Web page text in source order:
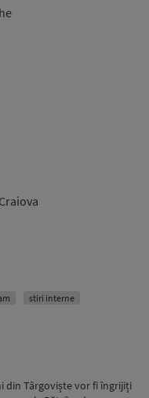
stiri interne
din Târgoviște vor fi îngrijiți